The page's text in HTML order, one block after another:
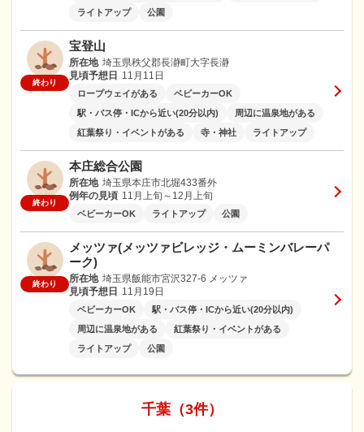
ライトアップ
公園
終わり
宝登山
所在地 埼玉県秩父郡長瀞町大字長瀞
見頃予想日
11月11日
ロープウェイがある
ベビーカーOK
駅・バス停・ICから近い(20分以内)
周辺に温泉地がある
紅葉祭り・イベントがある
寺・神社 ライトアップ
終わり
本庄総合公園
所在地 埼玉県本庄市北堀433番外
例年の見頃 11月上旬～12月上旬
ベビーカーOK ライトアップ 公園
終わり
メッツァ(メッツァビレッジ・ムーミンバレーパ
ーク)
所在地 埼玉県飯能市宮沢327-6 メッツァ
見頃予想日
11月19日
ベビーカーOK
駅・バス停・ICから近い(20分以内)
周辺に温泉地がある
紅葉祭り・イベントがある
ライトアップ
公園
千葉（3件）